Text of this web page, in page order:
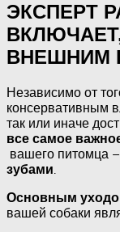
ЭКСПЕРТ
ВНЕШНИМ
Независимо от
консервативным
так или иначе
все самое
вашего питомца –
зубами.
Основным
вашей собаки